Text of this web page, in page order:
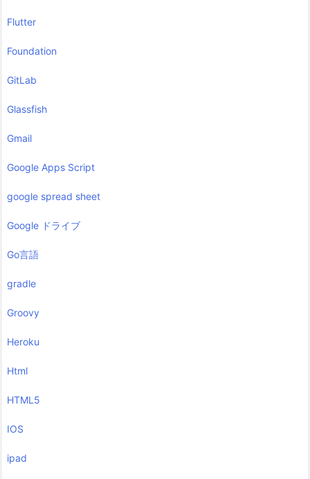
Flutter
Foundation
GitLab
Glassfish
Gmail
Google Apps Script
google spread sheet
Google ドライブ
Go言語
gradle
Groovy
Heroku
Html
HTML5
IOS
ipad